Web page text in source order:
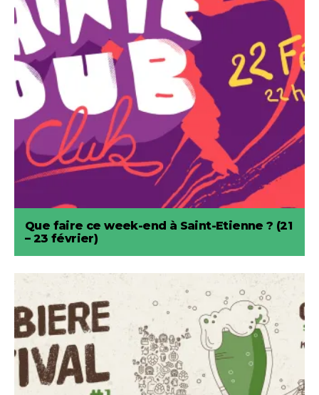
Que faire ce week-end à Saint-Etienne ? (21
– 23 février)